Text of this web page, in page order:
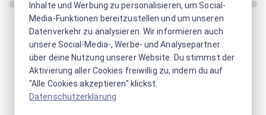
Inhalte und Werbung zu personalisieren, um Social-
Media-Funktionen bereitzustellen und um unseren
Datenverkehr zu analysieren. Wir informieren auch
unsere Social-Media-, Werbe- und Analysepartner
über deine Nutzung unserer Website. Du stimmst der
Aktivierung aller Cookies freiwillig zu, indem du auf
"Alle Cookies akzeptieren" klickst.
Datenschutzerklärung